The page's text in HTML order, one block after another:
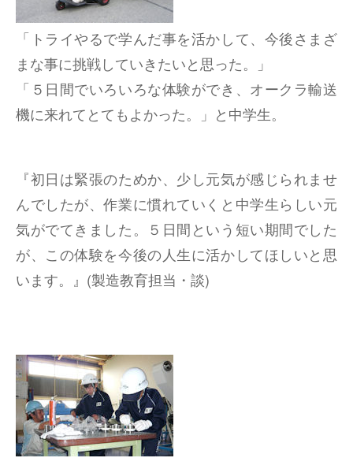
「トライやるで学んだ事を活かして、今後さまざ
まな事に挑戦していきたいと思った。」
「５日間でいろいろな体験ができ、オークラ輸送
機に来れてとてもよかった。」と中学生。
『初日は緊張のためか、少し元気が感じられませ
んでしたが、作業に慣れていくと中学生らしい元
気がでてきました。５日間という短い期間でした
が、この体験を今後の人生に活かしてほしいと思
います。』(製造教育担当・談)